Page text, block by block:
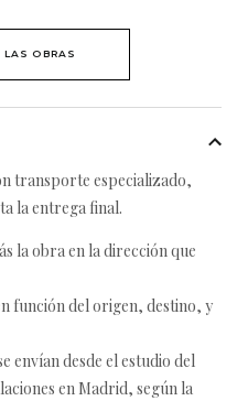
OBRAS
transporte especializado,
la entrega final.
la obra en la dirección que
función del origen, destino, y
envían desde el estudio del
en Madrid, según la